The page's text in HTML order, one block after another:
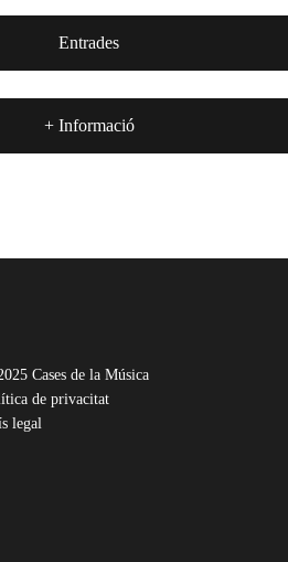
Entrades
+ Informació
Cases de la Música
de privacitat
legal